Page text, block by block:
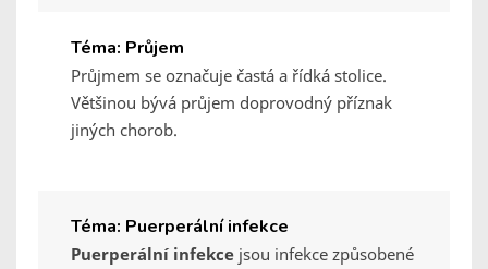
Téma: Průjem
Průjmem se označuje častá a řídká stolice.
Většinou bývá průjem doprovodný příznak
jiných chorob.
Téma: Puerperální infekce
Puerperální infekce jsou infekce způsobené